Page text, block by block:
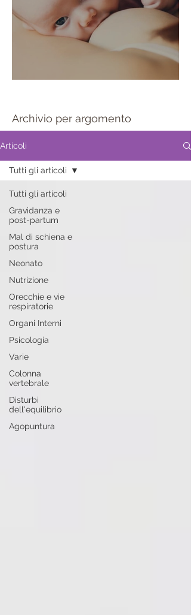
Archivio per argomento
Articoli
Tutti gli articoli
Gravidanza e
post-partum
Mal di schiena e
postura
Neonato
Nutrizione
Orecchie e vie
respiratorie
Organi Interni
Psicologia
Varie
Colonna
vertebrale
Disturbi
dell'equilibrio
Agopuntura
Tutti gli articoli